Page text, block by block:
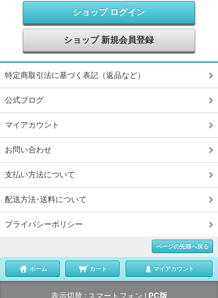
ショップ ログイン
ショップ 新規会員登録
特定商取引法に基づく表記（返品など）
公式ブログ
マイアカウント
お問い合わせ
支払い方法について
配送方法･送料について
プライバシーポリシー
ページの先頭へ戻る
ホーム カート マイアカウント
表示切替 : スマートフォン PC版